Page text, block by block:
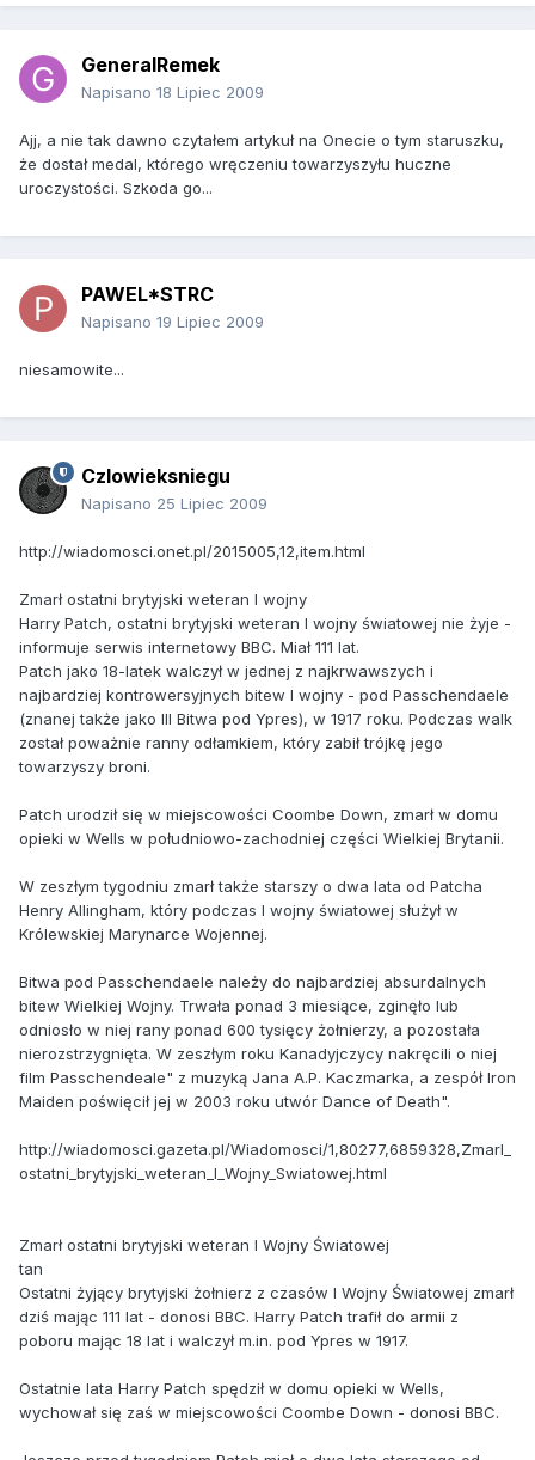
GeneralRemek
Napisano 18 Lipiec 2009
Ajj, a nie tak dawno czytałem artykuł na Onecie o tym staruszku,
że dostał medal, którego wręczeniu towarzyszyłu huczne
uroczystości. Szkoda go...
PAWEL*STRC
Napisano 19 Lipiec 2009
niesamowite...
Czlowieksniegu
Napisano 25 Lipiec 2009
http://wiadomosci.onet.pl/2015005,12,item.html
Zmarł ostatni brytyjski weteran I wojny
Harry Patch, ostatni brytyjski weteran I wojny światowej nie żyje -
informuje serwis internetowy BBC. Miał 111 lat.
Patch jako 18-latek walczył w jednej z najkrwawszych i
najbardziej kontrowersyjnych bitew I wojny - pod Passchendaele
(znanej także jako III Bitwa pod Ypres), w 1917 roku. Podczas walk
został poważnie ranny odłamkiem, który zabił trójkę jego
towarzyszy broni.
Patch urodził się w miejscowości Coombe Down, zmarł w domu
opieki w Wells w południowo-zachodniej części Wielkiej Brytanii.
W zeszłym tygodniu zmarł także starszy o dwa lata od Patcha
Henry Allingham, który podczas I wojny światowej służył w
Królewskiej Marynarce Wojennej.
Bitwa pod Passchendaele należy do najbardziej absurdalnych
bitew Wielkiej Wojny. Trwała ponad 3 miesiące, zginęło lub
odniosło w niej rany ponad 600 tysięcy żołnierzy, a pozostała
nierozstrzygnięta. W zeszłym roku Kanadyjczycy nakręcili o niej
film Passchendeale" z muzyką Jana A.P. Kaczmarka, a zespół Iron
Maiden poświęcił jej w 2003 roku utwór Dance of Death".
http://wiadomosci.gazeta.pl/Wiadomosci/1,80277,6859328,Zmarl_
ostatni_brytyjski_weteran_I_Wojny_Swiatowej.html
Zmarł ostatni brytyjski weteran I Wojny Światowej
tan
Ostatni żyjący brytyjski żołnierz z czasów I Wojny Światowej zmarł
dziś mając 111 lat - donosi BBC. Harry Patch trafił do armii z
poboru mając 18 lat i walczył m.in. pod Ypres w 1917.
Ostatnie lata Harry Patch spędził w domu opieki w Wells,
wychował się zaś w miejscowości Coombe Down - donosi BBC.